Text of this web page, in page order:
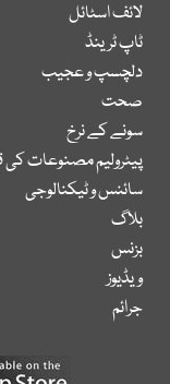
لائف اسٹائل
ٹاپ ٹرینڈ
دلچسپ و عجیب
صحت
سونے کے نرخ
پیٹرولیم مصنوعات کی
سائنس و ٹیکنالوجی
بلاگ
بزنس
ویڈیوز
جرائم